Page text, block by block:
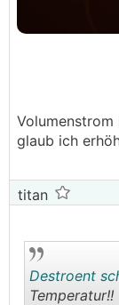
glaub ich
titan
Destroent
Temperatur!!